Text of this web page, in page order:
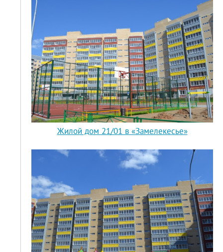
Жилой дом 21/01 в «Замелекесье»